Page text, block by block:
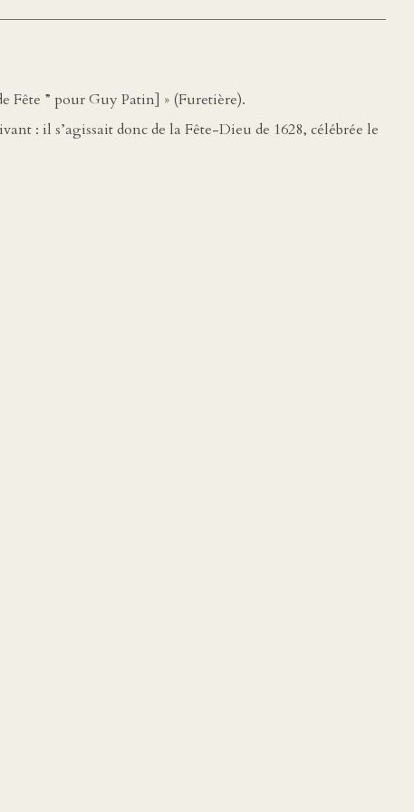
Fête ” pour Guy Patin] » (Furetière).
: il s’agissait donc de la Fête-Dieu de 1628, célébrée le